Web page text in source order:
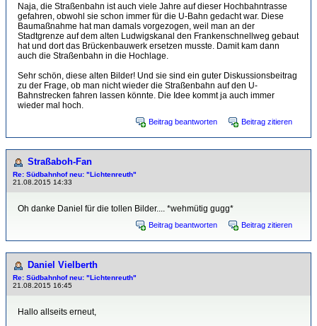
Naja, die Straßenbahn ist auch viele Jahre auf dieser Hochbahntrasse
gefahren, obwohl sie schon immer für die U-Bahn gedacht war. Diese
Baumaßnahme hat man damals vorgezogen, weil man an der
Stadtgrenze auf dem alten Ludwigskanal den Frankenschnellweg gebaut
hat und dort das Brückenbauwerk ersetzen musste. Damit kam dann
auch die Straßenbahn in die Hochlage.
Sehr schön, diese alten Bilder! Und sie sind ein guter Diskussionsbeitrag
zu der Frage, ob man nicht wieder die Straßenbahn auf den U-
Bahnstrecken fahren lassen könnte. Die Idee kommt ja auch immer
wieder mal hoch.
Beitrag beantworten Beitrag zitieren
Straßaboh-Fan
Re: Südbahnhof neu: "Lichtenreuth"
21.08.2015 14:33
Oh danke Daniel für die tollen Bilder.... *wehmütig gugg*
Beitrag beantworten Beitrag zitieren
Daniel Vielberth
Re: Südbahnhof neu: "Lichtenreuth"
21.08.2015 16:45
Hallo allseits erneut,